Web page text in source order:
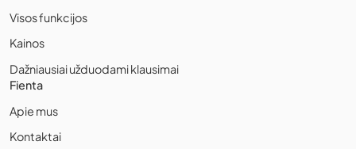
Visos funkcijos
Kainos
Dažniausiai užduodami klausimai
Fienta
Apie mus
Kontaktai